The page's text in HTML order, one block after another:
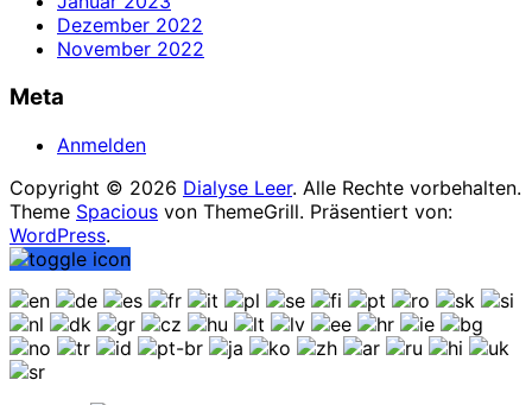
Dezember 2022
November 2022
Meta
Anmelden
Copyright © 2026 Dialyse Leer. Alle Rechte vorbehalten.
Theme Spacious von ThemeGrill. Präsentiert von:
WordPress.